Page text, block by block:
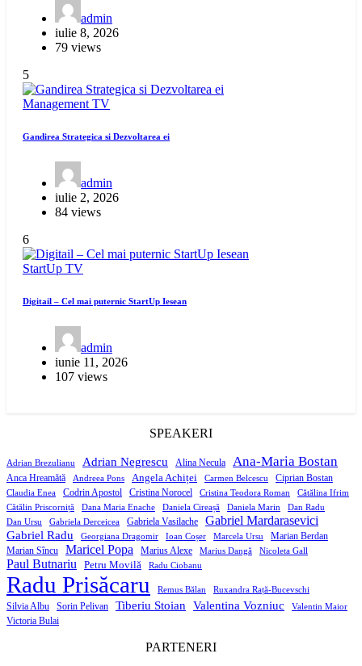
admin
iulie 8, 2026
79 views
5
Management TV
Gandirea Strategica si Dezvoltarea ei
admin
iulie 2, 2026
84 views
6
StartUp TV
Digitail – Cel mai puternic StartUp Iesean
admin
iunie 11, 2026
107 views
SPEAKERI
Adrian Brezulianu Adrian Negrescu Alina Necula Ana-Maria Bostan
Anca Hreamătă Andreea Pons Angela Achiței Carmen Belcescu Ciprian Bostan
Claudia Enea Codrin Apostol Cristina Norocel Cristina Teodora Roman
Cătălina Ifrim
Cătălin Priscorniță
Dana Maria Enache Daniela Cireașă Daniela Marin
Dan Radu
Dan Ursu
Gabriela Derceicea Gabriela Vasilache Gabriel Mardarasevici
Gabriel Radu Georgiana Dragomir Ioan Coșer Marcela Ursu
Marian Berdan
Marian Sîncu
Maricel Popa Marius Alexe Marius Dangă Nicoleta Gall
Paul Butnariu Petru Movilă Radu Ciobanu
Radu Prisăcaru Remus Bălan Ruxandra Rață-Bucevschi
Silvia Albu Sorin Pelivan Tiberiu Stoian Valentina Vozniuc Valentin Maior
Victoria Bulai
PARTENERI